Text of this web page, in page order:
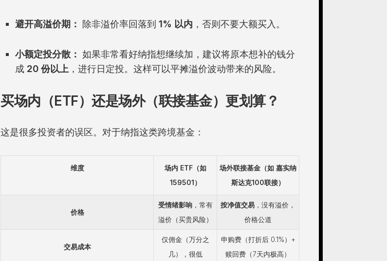
避开高溢价期： 除非溢价率回落到 1% 以内 ，否则不要大额买入。
小额定投分散： 如果非常看好纳指想继续加，建议将原本想补的钱分
成 20 份以上 ，进行日定投。这样可以平摊溢价波动带来的风险。
买场内（ETF）还是场外（联接基金）更划算？
这是很多投资者的误区。对于纳指这类跨境基金：
维度
场内 ETF（如
159501）
场外联接基金（如 嘉实纳
斯达克100联接）
价格
受情绪影响，常有
溢价（买贵风险）
按净值交易 ，没有溢价，
价格公道
交易成本
仅佣金（万分之
几），很低
申购费（打折后 0.1%）+
赎回费（7天内极高）